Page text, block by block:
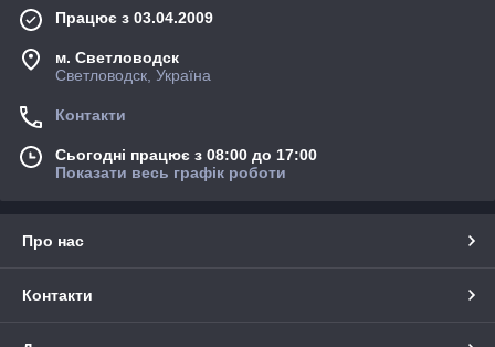
Працює з 03.04.2009
м. Светловодск
Светловодск, Україна
Контакти
Сьогодні працює з 08:00 до 17:00
Показати весь графік роботи
Про нас
Контакти